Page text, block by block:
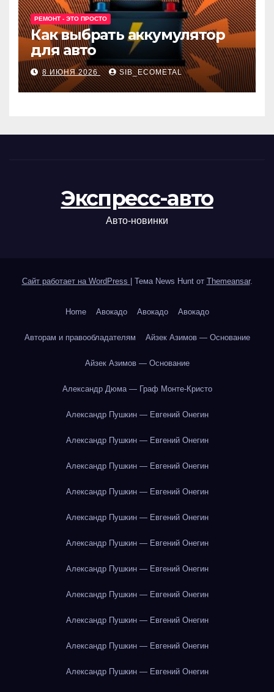
РЕМОНТ - ЭТО ПРОСТО
Как выбрать аккумулятор
для авто
8 ИЮНЯ 2026 SIB_ECOMETAL
Экспресс-авто
Авто-новинки
Сайт работает на WordPress Тема News Hunt от Themeansar.
Home Авокадо Авокадо Авокадо
Авторам и правообладателям Айзек Азимов — Основание
Айзек Азимов — Основание
Александр Дюма — Граф Монте-Кристо
Александр Пушкин — Евгений Онегин
Александр Пушкин — Евгений Онегин
Александр Пушкин — Евгений Онегин
Александр Пушкин — Евгений Онегин
Александр Пушкин — Евгений Онегин
Александр Пушкин — Евгений Онегин
Александр Пушкин — Евгений Онегин
Александр Пушкин — Евгений Онегин
Александр Пушкин — Евгений Онегин
Александр Пушкин — Евгений Онегин
Александр Пушкин — Евгений Онегин